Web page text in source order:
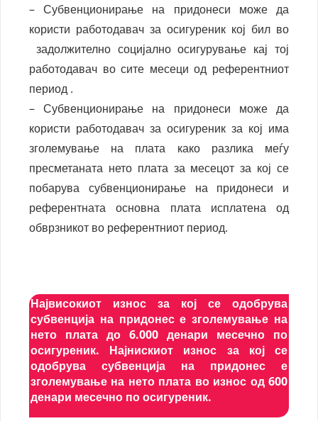
– Субвенционирање на придонеси може да
користи работодавач за осигуреник кој бил во
задолжително социјално осигурување кај тој
работодавач во сите месеци од референтниот
период .
– Субвенционирање на придонеси може да
користи работодавач за осигуреник за кој има
зголемување на плата како разлика меѓу
пресметаната нето плата за месецот за кој се
побарува субвенционирање на придонеси и
референтната основна плата исплатена од
обврзникот во референтниот период.
Највисокиот износ за кој се одобрува
субвенција на придонес е зголемување на
нето плата до 6.000 денари месечно по
осигуреник. Најнискиот износ за кој се
одобрува субвенција на придонес е
зголемување на нето плата во износ од 600
денари месечно по осигуреник.